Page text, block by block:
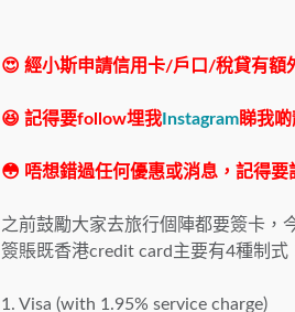
😍 經小斯申請信用卡/戶口/稅貸有額
😆 記得要follow埋我 Instagram睇我啲
😳 唔想錯過任何優惠或消息，記得
之前鼓勵大家去旅行個陣都要簽卡，
簽賬既香港credit card主要有4種制式
1. Visa (with 1.95% service charge)